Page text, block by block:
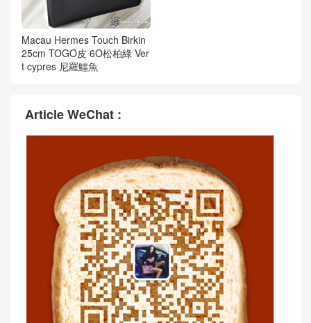
Macau Hermes Touch Birkin
25cm TOGO皮 6O松柏綠 Ver
t cypres 尼羅鱷魚
Article WeChat :